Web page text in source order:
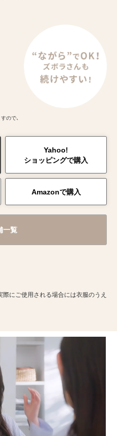
ので、
Yahoo!
ショッピングで購入
Amazonで購入
一覧
にご使用される場合には衣服のうえ